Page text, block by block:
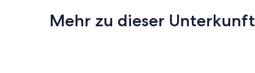
Mehr zu dieser Unterkunft